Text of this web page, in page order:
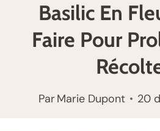
Basilic En
Faire Pour
ParMarie Dupont 20